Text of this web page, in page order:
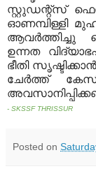
സ്റ്റുഡന്റ്‌സ്
ഓണമ്പിള്ളി
ആവര്‍ത്തിച്ചു
ഉന്നത
ഭീതി
ചേര്‍ത്ത്
- SKSSF THRISSUR
Posted on